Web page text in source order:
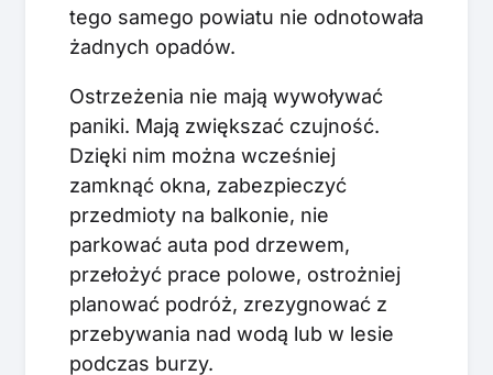
tego samego powiatu nie odnotowała
żadnych opadów.
Ostrzeżenia nie mają wywoływać
paniki. Mają zwiększać czujność.
Dzięki nim można wcześniej
zamknąć okna, zabezpieczyć
przedmioty na balkonie, nie
parkować auta pod drzewem,
przełożyć prace polowe, ostrożniej
planować podróż, zrezygnować z
przebywania nad wodą lub w lesie
podczas burzy.